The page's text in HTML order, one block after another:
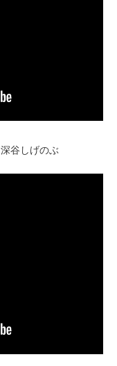
谷しげのぶ